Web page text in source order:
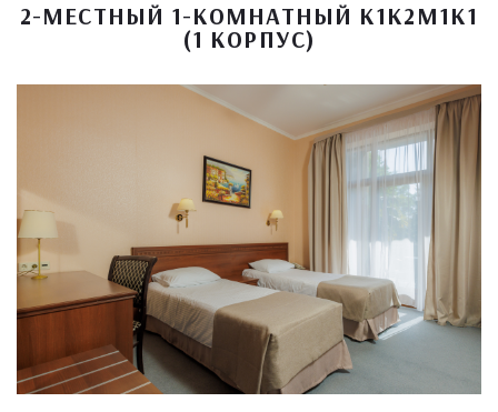
2-МЕСТНЫЙ 1-КОМНАТНЫЙ К1К2М1К1
(1 КОРПУС)